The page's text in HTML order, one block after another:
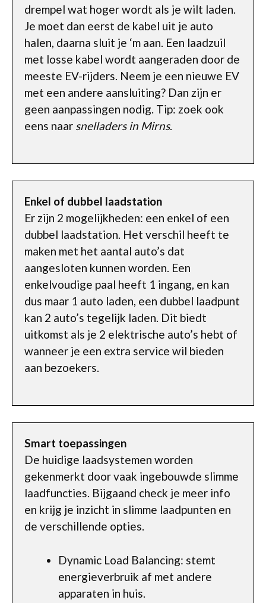
drempel wat hoger wordt als je wilt laden.
Je moet dan eerst de kabel uit je auto
halen, daarna sluit je ‘m aan. Een laadzuil
met losse kabel wordt aangeraden door de
meeste EV-rijders. Neem je een nieuwe EV
met een andere aansluiting? Dan zijn er
geen aanpassingen nodig. Tip: zoek ook
eens naar snelladers in Mirns.
Enkel of dubbel laadstation
Er zijn 2 mogelijkheden: een enkel of een
dubbel laadstation. Het verschil heeft te
maken met het aantal auto’s dat
aangesloten kunnen worden. Een
enkelvoudige paal heeft 1 ingang, en kan
dus maar 1 auto laden, een dubbel laadpunt
kan 2 auto’s tegelijk laden. Dit biedt
uitkomst als je 2 elektrische auto’s hebt of
wanneer je een extra service wil bieden
aan bezoekers.
Smart toepassingen
De huidige laadsystemen worden
gekenmerkt door vaak ingebouwde slimme
laadfuncties. Bijgaand check je meer info
en krijg je inzicht in slimme laadpunten en
de verschillende opties.
Dynamic Load Balancing: stemt
energieverbruik af met andere
apparaten in huis.